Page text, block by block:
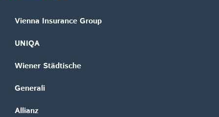
Vienna Insurance Group
UNIQA
Wiener Städtische
Generali
Allianz